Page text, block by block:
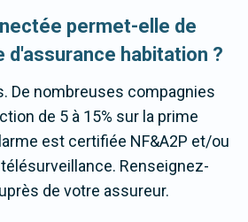
permet-elle de
d'assurance habitation ?
De nombreuses compagnies
de 5 à 15% sur la prime
est certifiée NF&A2P et/ou
Renseignez-
de votre assureur.